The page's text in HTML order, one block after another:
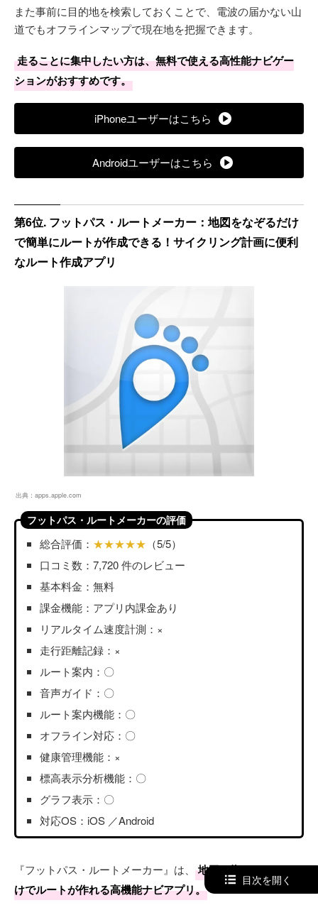
また事前に目的地を検索しておくことで、電波の届かない山
道でもオフラインマップで現在地を把握できます。
走ることに集中したい方は、無料で使える高性能ナビゲー
ションがおすすめです。
iPhoneユーザーはこちら
Androidユーザーはこちら
第6位. フットパス・ルートメーカー：地図をなぞるだけ
で簡単にルートが作成できる！サイクリング計画に便利
なルート作成アプリ
出典： apps.apple.com
フットパス・ルートメーカーの評価
総合評価： ★★★★★ （5/5）
口コミ数：7,720 件のレビュー
基本料金：無料
課金機能：アプリ内課金あり
リアルタイム速度計測：×
走行距離記録：×
ルート案内：〇
音声ガイド：〇
ルート案内機能：〇
オフライン対応：〇
健康管理機能：×
標高表示分析機能：〇
グラフ表示：〇
対応OS：iOS ／Android
『フットパス・ルートメーカー』は、
地図を指でなぞるだ
けでルートが作れる高機能ナビアプリ。
目次を開く